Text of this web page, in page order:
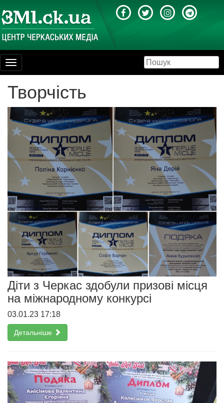
Toggle
navigation
Творчість
Діти з Черкас здобули призові місця
на міжнародному конкурсі
03.01.23 17:18
Детальніше